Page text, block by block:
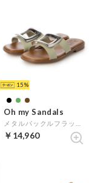
15
Oh my Sandals
￥14,960